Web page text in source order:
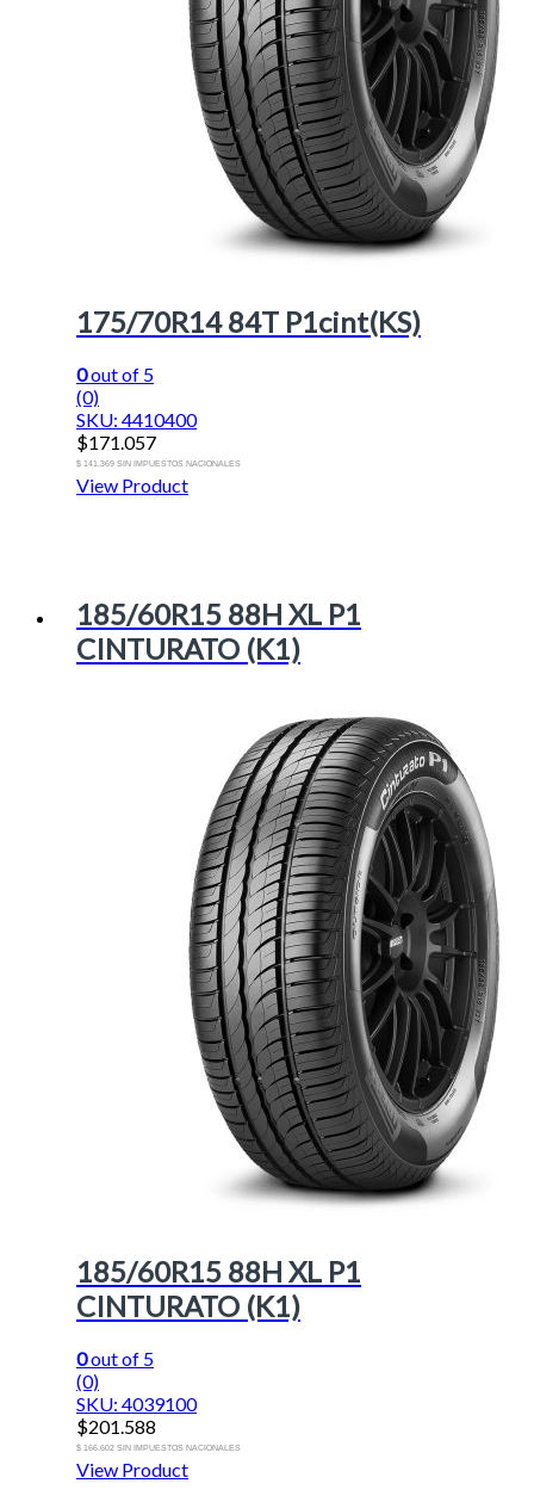
175/70R14 84T P1cint(KS)
0out of 5
(0)
SKU: 4410400
$171.057
$ 141.369 SIN IMPUESTOS NACIONALES
View Product
185/60R15 88H XL P1
CINTURATO (K1)
185/60R15 88H XL P1
CINTURATO (K1)
0out of 5
(0)
SKU: 4039100
$201.588
$ 166.602 SIN IMPUESTOS NACIONALES
View Product